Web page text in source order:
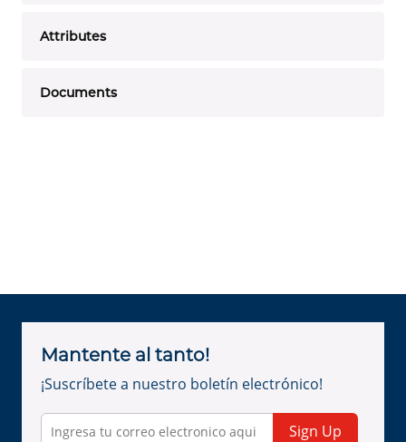
Attributes
Documents
Mantente al tanto!
¡Suscríbete a nuestro boletín electrónico!
Sign Up